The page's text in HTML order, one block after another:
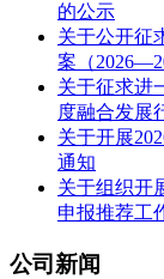
的公示
关于公开征
案（
关于征求进
度融合发展
关于开展
通知
关于组织开
申报推荐工
公司新闻